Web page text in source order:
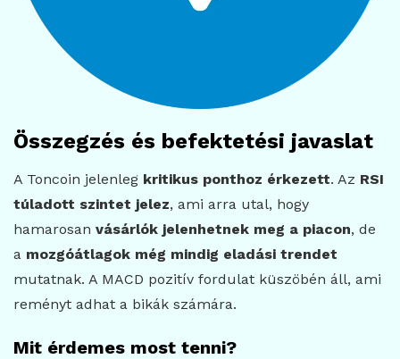
Összegzés és befektetési javaslat
A Toncoin jelenleg kritikus ponthoz érkezett. Az RSI
túladott szintet jelez, ami arra utal, hogy
hamarosan vásárlók jelenhetnek meg a piacon, de
a mozgóátlagok még mindig eladási trendet
mutatnak. A MACD pozitív fordulat küszöbén áll, ami
reményt adhat a bikák számára.
Mit érdemes most tenni?